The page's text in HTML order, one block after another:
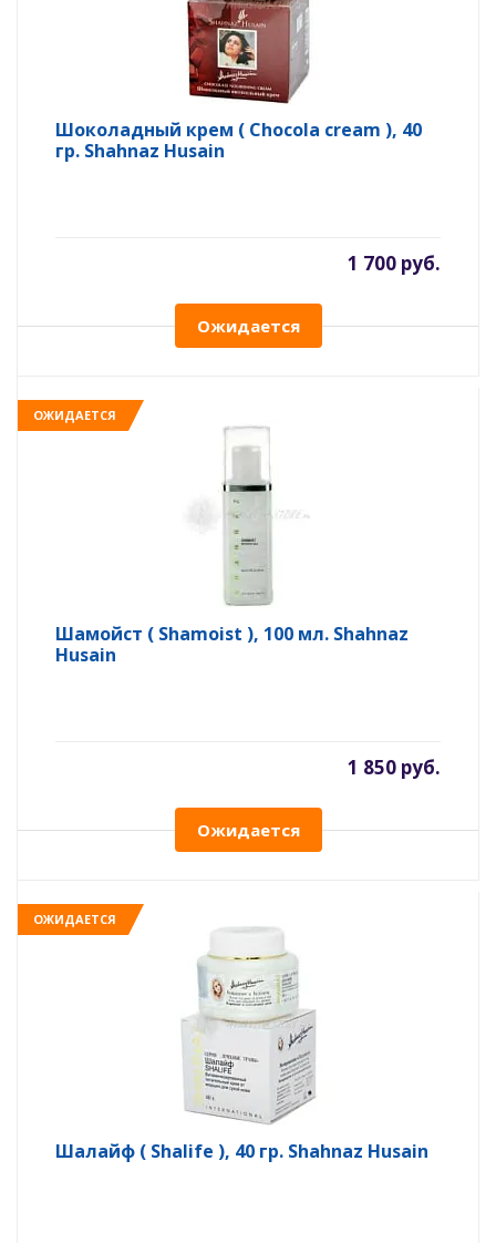
Шоколадный крем ( Chocola cream ), 40
гр. Shahnaz Husain
1 700 руб.
Ожидается
ОЖИДАЕТСЯ
Шамойст ( Shamoist ), 100 мл. Shahnaz
Husain
1 850 руб.
Ожидается
ОЖИДАЕТСЯ
Шалайф ( Shalife ), 40 гр. Shahnaz Husain